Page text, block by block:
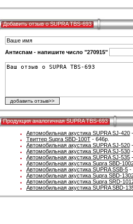
Добавить отзыв о SUPRA TBS-693
Антиспам - напишите число "270915"
Продукция аналогичная SUPRA TBS-693
Автомобильная акустика SUPRA SJ-420
Твиттер Supra SBD-100T - 646р.
Автомобильная акустика SUPRA SJ-520
Автомобильная акустика SUPRA SJ-530
Автомобильная акустика SUPRA SJ-535
Автомобильная акустика Supra SBD-
Автомобильная акустика SUPRA SSB-5 -
Автомобильная акустика Supra SBD-
Автомобильная акустика Supra SRD-
Автомобильная акустика SUPRA SBD-